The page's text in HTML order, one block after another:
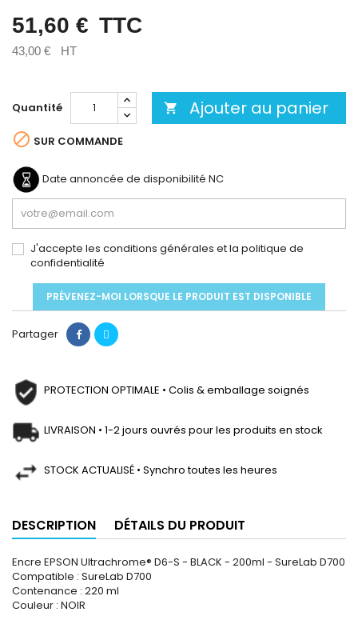
51,60 € TTC
43,00 € HT
Quantité  Ajouter au panier
 SUR COMMANDE
Date annoncée de disponibilité NC
J'accepte les conditions générales et la politique de
confidentialité
PRÉVENEZ-MOI LORSQUE LE PRODUIT EST DISPONIBLE
Partager
PROTECTION OPTIMALE • Colis & emballage soignés
LIVRAISON • 1-2 jours ouvrés pour les produits en stock
STOCK ACTUALISÉ • Synchro toutes les heures
DESCRIPTION DÉTAILS DU PRODUIT
Encre EPSON Ultrachrome® D6-S - BLACK - 200ml - SureLab D700
Compatible : SureLab D700
Contenance : 220 ml
Couleur : NOIR